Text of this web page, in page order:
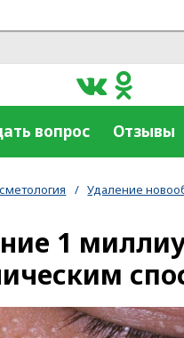
вопрос Отзывы
/ Удаление
1